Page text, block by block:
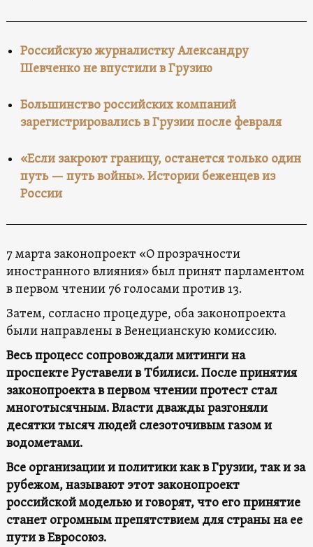
Российскую журналистку Александру
Шевченко не впустили в Грузию
Большинство российских компаний
зарегистрировались в Грузии после февраля
«Если закроют границу, останется только один
путь — путь войны». Истории беженцев из
России
7 марта законопроект «О прозрачности
иностранного влияния» был принят парламентом
в первом чтении 76 голосами против 13.
Затем, согласно процедуре, оба законопроекта
были направлены в Венецианскую комиссию.
Весь процесс сопровождали митинги на
проспекте Руставели в Тбилиси. После принятия
законопроекта в первом чтении протест стал
многотысячным. Власти дважды разгоняли
десятки тысяч людей слезоточивым газом и
водометами.
Все организации и политики как в Грузии, так и за
рубежом, называют этот законопроект
российской моделью и говорят, что его принятие
станет огромным препятствием для страны на ее
пути в Евросоюз.